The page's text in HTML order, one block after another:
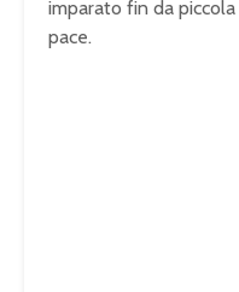
imparato fin da
pace.